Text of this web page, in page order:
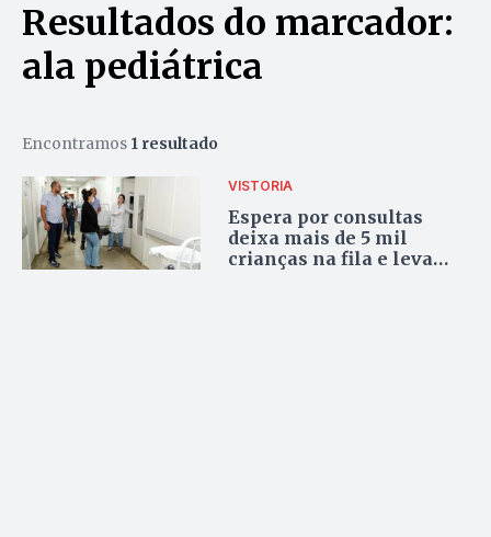
Resultados do marcador:
ala pediátrica
Encontramos 1 resultado
VISTORIA
Espera por consultas
deixa mais de 5 mil
crianças na fila e leva